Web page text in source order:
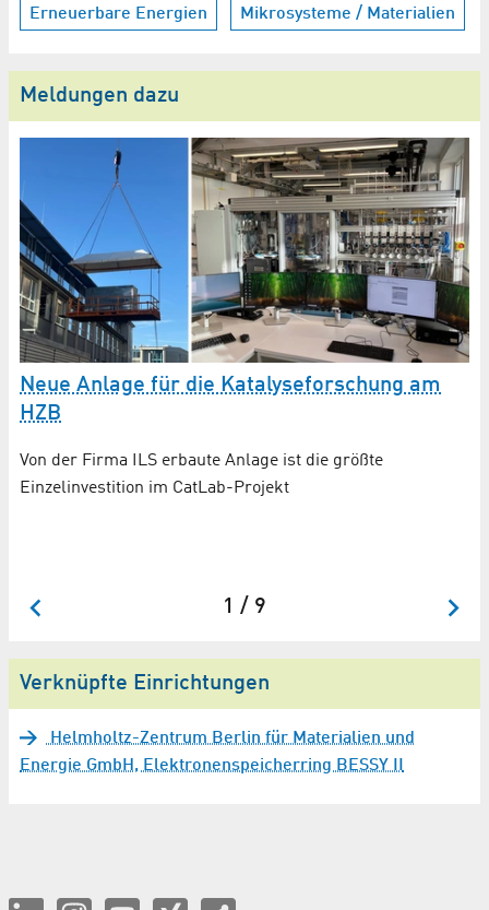
Erneuerbare Energien Mikrosysteme / Materialien
Meldungen dazu
Neue Anlage für die Katalyseforschung am
HZB
Von der Firma ILS erbaute Anlage ist die größte
Einzelinvestition im CatLab-Projekt
1 / 9
Verknüpfte Einrichtungen
Helmholtz-Zentrum Berlin für Materialien und
Energie GmbH, Elektronenspeicherring BESSY II